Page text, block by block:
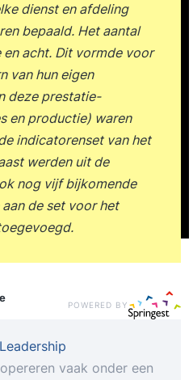
dienst en afdeling
bepaald. Het aantal
acht. Dit vormde voor
van hun eigen
deze prestatie-
en productie) waren
indicatorenset van het
werden uit de
nog vijf bijkomende
aan de set voor het
POWERED BY
vaak onder een